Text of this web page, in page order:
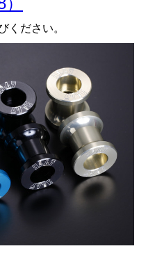
ください。